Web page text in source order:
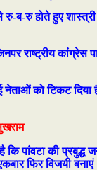
ब-रु होते हुए
राष्ट्रीय कांग्रेस
को टिकट दिया
कि पांवटा की
फिर विजयी बनाएं